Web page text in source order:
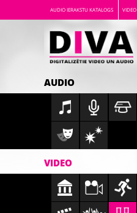
AUDIO IERAKSTU KATALOGS
AUDIO
VIDEO